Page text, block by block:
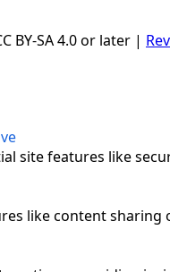
BY-SA 4.0 or later |
site features like
like content